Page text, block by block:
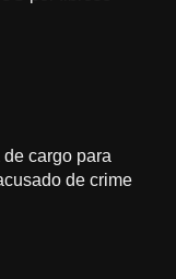
cargo para
de crime